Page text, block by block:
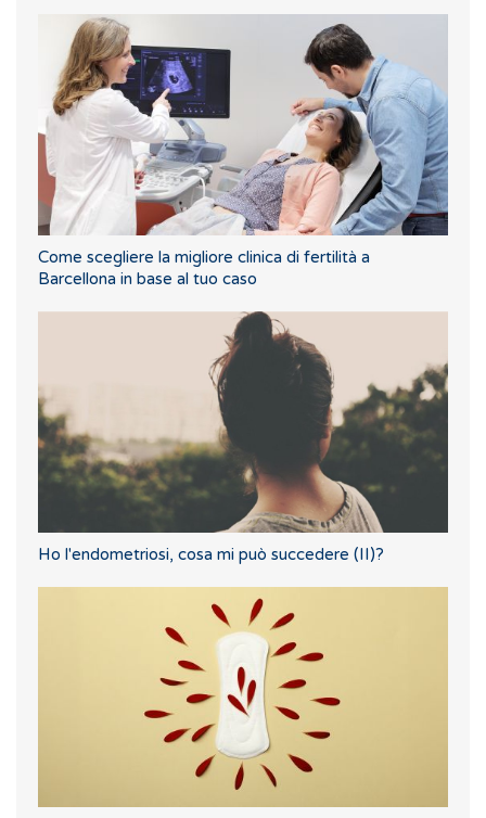
Come scegliere la migliore clinica di fertilità a
Barcellona in base al tuo caso
Ho l'endometriosi, cosa mi può succedere (II)?